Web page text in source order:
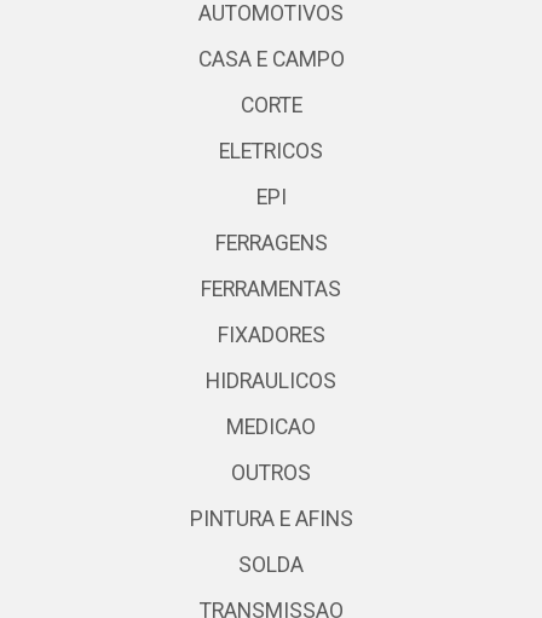
AUTOMOTIVOS
CASA E CAMPO
CORTE
ELETRICOS
EPI
FERRAGENS
FERRAMENTAS
FIXADORES
HIDRAULICOS
MEDICAO
OUTROS
PINTURA E AFINS
SOLDA
TRANSMISSAO